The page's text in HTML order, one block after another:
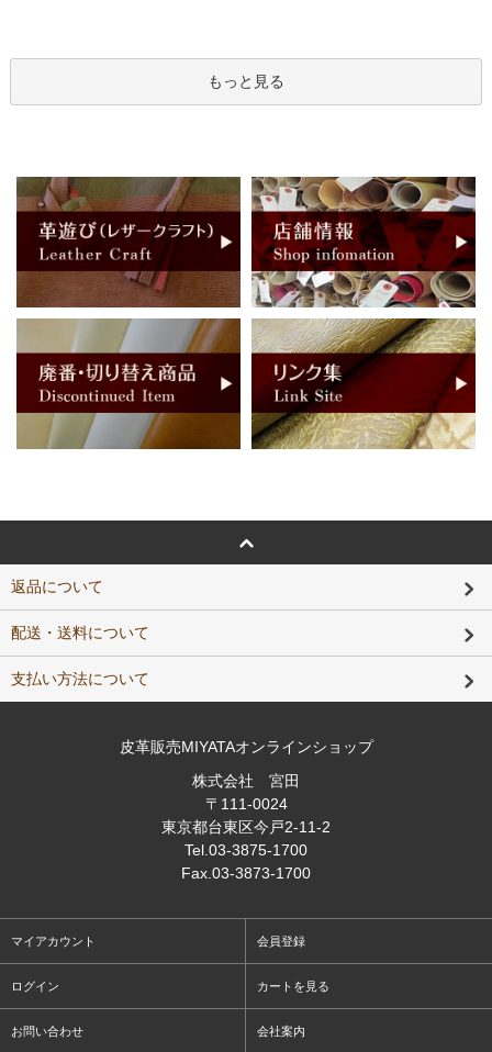
もっと見る
返品について
配送・送料について
支払い方法について
皮革販売MIYATAオンラインショップ
株式会社 宮田
〒111-0024
東京都台東区今戸2-11-2
Tel .03-3875-1700
Fax .03-3873-1700
マイアカウント 会員登録
ログイン カートを見る
お問い合わせ 会社案内